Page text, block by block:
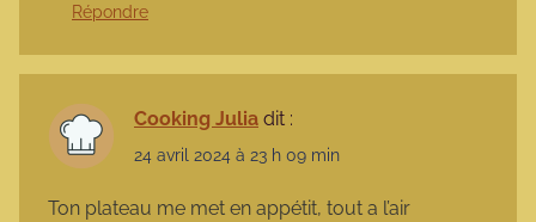
Répondre
Cooking Julia dit :
24 avril 2024 à 23 h 09 min
Ton plateau me met en appétit, tout a l’air